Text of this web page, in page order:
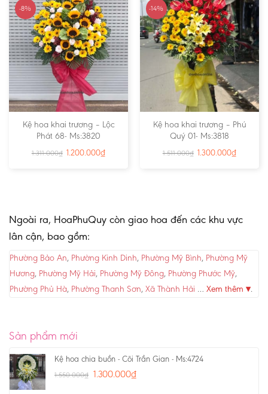
-8%
Kệ hoa khai trương – Lộc
Phát 68- Ms:3820
1.311.000₫ 1.200.000₫
-14%
Kệ hoa khai trương – Phú
Quý 01- Ms:3818
1.511.000₫ 1.300.000₫
Ngoài ra, HoaPhuQuy còn giao hoa đến các khu vực
lân cận, bao gồm:
Phường Bảo An, Phường Kinh Dinh, Phường Mỹ Bình, Phường Mỹ
Hương, Phường Mỹ Hải, Phường Mỹ Đông, Phường Phước Mỹ,
Phường Phủ Hà, Phường Thanh Sơn, Xã Thành Hải … Xem thêm ▾.
Sản phẩm mới
Kệ hoa chia buồn - Cõi Trần Gian - Ms:4724
1.550.000₫ 1.300.000₫